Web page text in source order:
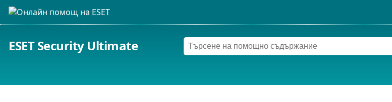
ESET Security Ultimate